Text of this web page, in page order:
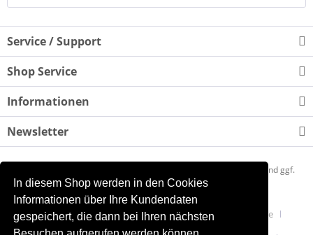
In diesem Shop werden in den Cookies
Informationen über Ihre Kundendaten
gespeichert, die dann bei Ihren nächsten
Service / Support
Shop Service
Informationen
Newsletter
und ggf.
Nachnahmegebühren, wenn nicht anders beschrieben
Mein Quantensprung Newsletter akzeptieren
Presse